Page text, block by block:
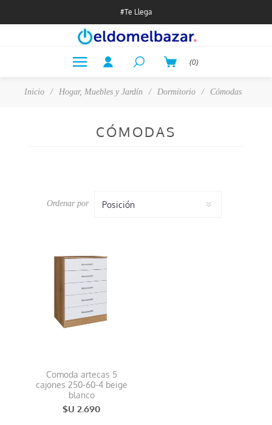
#Te Llega
(0)
Inicio / Hogar, Muebles y Jardín / Dormitorio / Cómodas
CÓMODAS
Ordenar por
Comoda artecas 5
cajones 250-60-4 beige
blanco
$U 2.690